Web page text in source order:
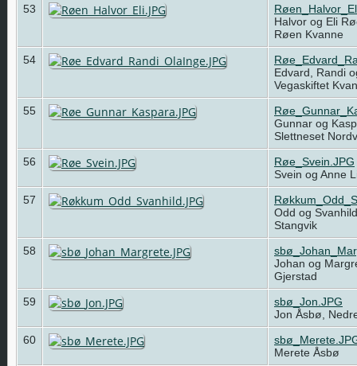
53
Halvor og Eli
Røen Kvanne
54
Edvard, Randi
Vegaskiftet
55
Gunnar og
Slettneset
56
Røe_Svein.JPG
Svein og Anne
57
Odd og
Stangvik
58
Johan og
Gjerstad
59
sbø_Jon.JPG
Jon Åsbø,
60
Merete Åsbø